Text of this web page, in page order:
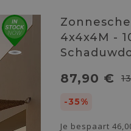
4x4x4M -
87,90 €
-35%
Je bespaart